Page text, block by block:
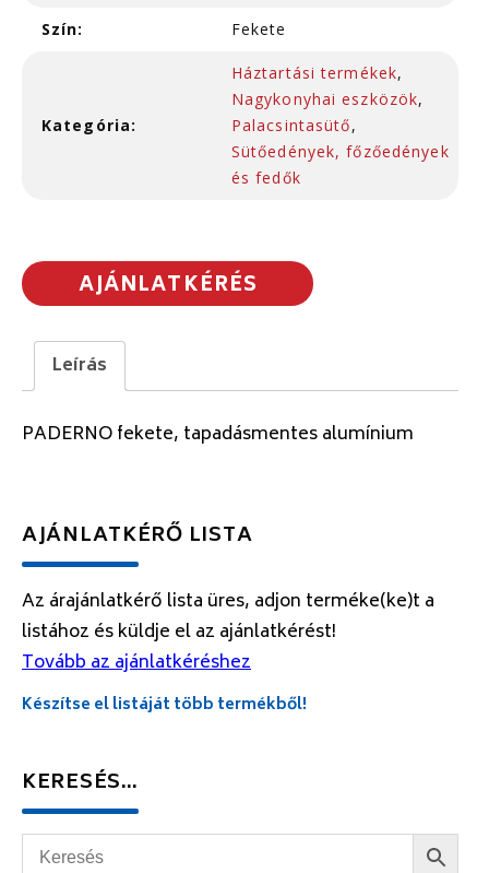
Szín: Fekete
Kategória:
Háztartási termékek,
Nagykonyhai eszközök,
Palacsintasütő,
Sütőedények, főzőedények
és fedők
AJÁNLATKÉRÉS
Leírás
PADERNO fekete, tapadásmentes alumínium
AJÁNLATKÉRŐ LISTA
Az árajánlatkérő lista üres, adjon terméke(ke)t a
listához és küldje el az ajánlatkérést!
Tovább az ajánlatkéréshez
Készítse el listáját több termékből!
KERESÉS…